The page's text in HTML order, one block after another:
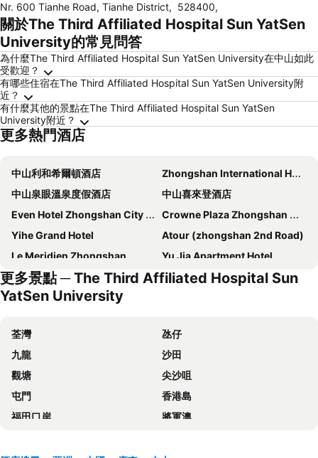
Nr. 600 Tianhe Road, Tianhe District, 528400,
關於The Third Affiliated Hospital Sun YatSen
University的常見問答
為什麼The Third Affiliated Hospital Sun YatSen University在中山如此
受歡迎？
有哪些住宿在The Third Affiliated Hospital Sun YatSen University附
近？
有什麼其他的景點在The Third Affiliated Hospital Sun YatSen
University附近？
更多熱門酒店
中山利和希爾頓酒店
Zhongshan International Hotel
中山泉眼溫泉度假酒店
中山喜來登酒店
Even Hotel Zhongshan City Center By Ihg
Crowne Plaza Zhongshan Wing On City
Yihe Grand Hotel
Atour (zhongshan 2nd Road)
Le Meridien Zhongshan
Yu Jia Apartment Hotel
中山新高雅商務酒店
Zhongshan Perth
Hilton Garden Inn Zhongshan South
中山陽光商務酒店
Vienna International Hotel Zhongshan Shiqi Kanghua Road
中山雅居樂長江酒店
Auspicious Hotel
中山金逸酒店
Hotel The Summit Zhongshan
中山特高商務酒店
Zhongshan Hengtong Hotel
Crowne Plaza Zhongshan Torch High-tech Zone by IHG
Yueda Business
更多景點 ─ The Third Affiliated Hospital Sun
YatSen University
荃灣
氹仔
九龍
沙田
觀塘
尖沙咀
屯門
香港島
福田口岸
將軍澳